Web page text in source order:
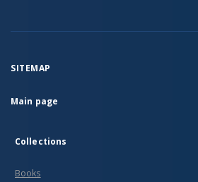
SITEMAP
Main page
Collections
Books